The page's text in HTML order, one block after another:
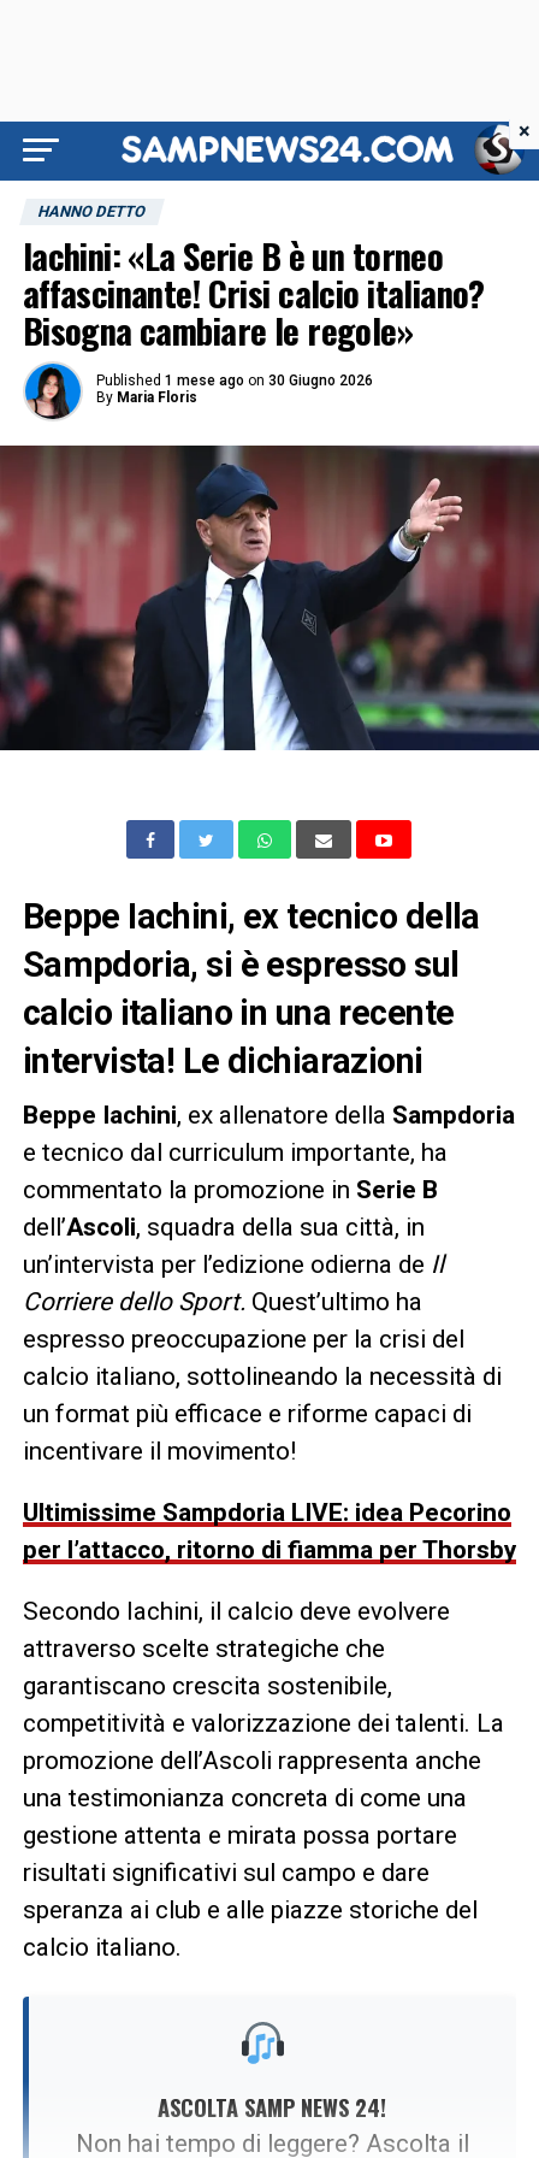
HANNO DETTO
Iachini: «La Serie B è un torneo
affascinante! Crisi calcio italiano?
Bisogna cambiare le regole»
Published 1 mese ago on 30 Giugno 2026
By Maria Floris
Beppe Iachini, ex tecnico della
Sampdoria, si è espresso sul
calcio italiano in una recente
intervista! Le dichiarazioni
Beppe Iachini, ex allenatore della Sampdoria
e tecnico dal curriculum importante, ha
commentato la promozione in Serie B
dell’Ascoli, squadra della sua città, in
un’intervista per l’edizione odierna de Il
Corriere dello Sport. Quest’ultimo ha
espresso preoccupazione per la crisi del
calcio italiano, sottolineando la necessità di
un format più efficace e riforme capaci di
incentivare il movimento!
Ultimissime Sampdoria LIVE: idea Pecorino
per l’attacco, ritorno di fiamma per Thorsby
Secondo Iachini, il calcio deve evolvere
attraverso scelte strategiche che
garantiscano crescita sostenibile,
competitività e valorizzazione dei talenti. La
promozione dell’Ascoli rappresenta anche
una testimonianza concreta di come una
gestione attenta e mirata possa portare
risultati significativi sul campo e dare
speranza ai club e alle piazze storiche del
calcio italiano.
ASCOLTA SAMP NEWS 24!
Non hai tempo di leggere? Ascolta il
×